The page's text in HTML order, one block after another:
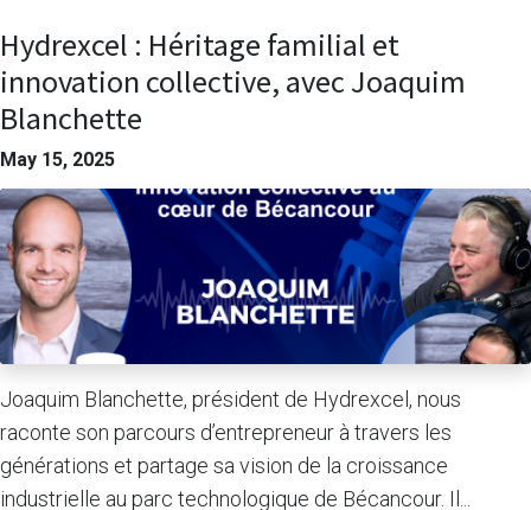
Hydrexcel : Héritage familial et
innovation collective, avec Joaquim
Blanchette
May 15, 2025
Joaquim Blanchette, président de Hydrexcel, nous
raconte son parcours d’entrepreneur à travers les
générations et partage sa vision de la croissance
industrielle au parc technologique de Bécancour. Il...